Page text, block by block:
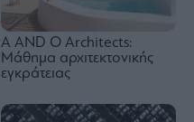
A AND O Architects:
Μάθημα αρχιτεκτονικής
εγκράτειας